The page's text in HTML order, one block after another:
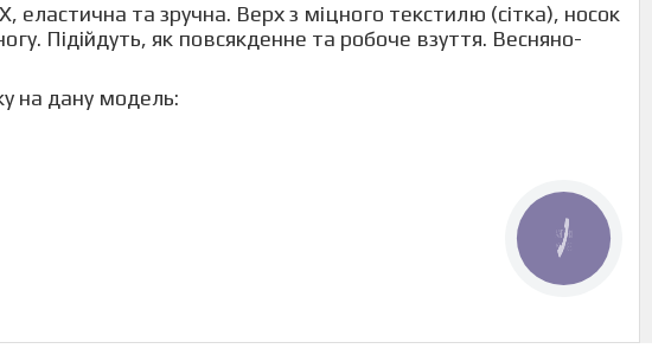
еластична та зручна. Верх з міцного текстилю (сітка), носок
Підійдуть, як повсякденне та робоче взуття. Весняно-
на дану модель:
КНОПКА
ЗВ'ЯЗКУ